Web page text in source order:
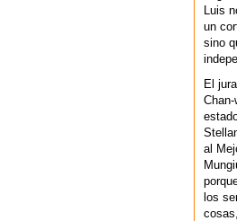
Luis
un
sino
El
al
los